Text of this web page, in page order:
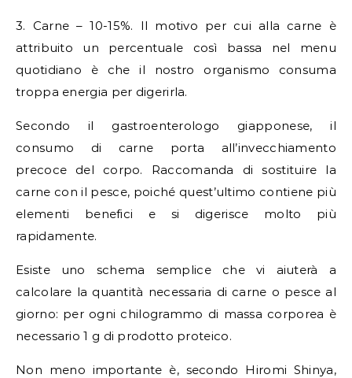
3. Carne – 10-15%. Il motivo per cui alla carne è
attribuito un percentuale così bassa nel menu
quotidiano è che il nostro organismo consuma
troppa energia per digerirla.
Secondo il gastroenterologo giapponese, il
consumo di carne porta all’invecchiamento
precoce del corpo. Raccomanda di sostituire la
carne con il pesce, poiché quest’ultimo contiene più
elementi benefici e si digerisce molto più
rapidamente.
Esiste uno schema semplice che vi aiuterà a
calcolare la quantità necessaria di carne o pesce al
giorno: per ogni chilogrammo di massa corporea è
necessario 1 g di prodotto proteico.
Non meno importante è, secondo Hiromi Shinya,